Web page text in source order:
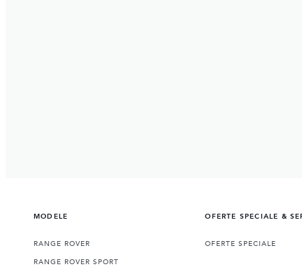
MODELE
RANGE ROVER
RANGE ROVER SPORT
OFERTE SPECIALE &
OFERTE SPECIALE